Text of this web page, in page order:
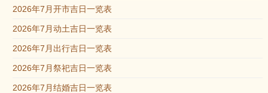
2026年7月开市吉日一览表
2026年7月动土吉日一览表
2026年7月出行吉日一览表
2026年7月祭祀吉日一览表
2026年7月结婚吉日一览表